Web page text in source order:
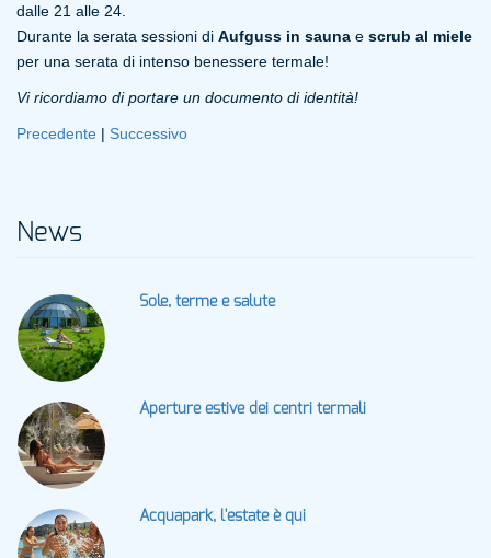
dalle 21 alle 24.
Durante la serata sessioni di Aufguss in sauna e scrub al miele
per una serata di intenso benessere termale!
Vi ricordiamo di portare un documento di identità!
Precedente | Successivo
News
Sole, terme e salute
Aperture estive dei centri termali
Acquapark, l'estate è qui